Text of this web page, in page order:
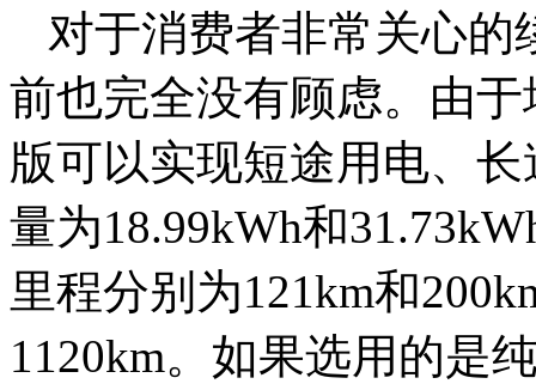
对于消费者非常关心的
前也完全没有顾虑。由
版可以实现短途用电、
量为18.99kWh和
里程分别为121km和
1120km。如果选用的是